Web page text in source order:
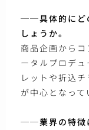
──具体的にど
しょうか。
商品企画から
ータルプロデ
レットや折込
が中心となって
──業界の特徴